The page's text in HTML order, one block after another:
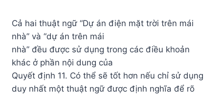
Cả hai thuật ngữ “Dự án điện mặt trời trên mái
nhà” và “dự án trên mái
nhà” đều được sử dụng trong các điều khoản
khác ở phần nội dung của
Quyết định 11. Có thể sẽ tốt hơn nếu chỉ sử dụng
duy nhất một thuật ngữ được định nghĩa để rõ